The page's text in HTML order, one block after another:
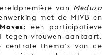
van Medusa
met de MIVB en
: een participatieve
tegen vrouwen aankaart.
centrale thema’s van de